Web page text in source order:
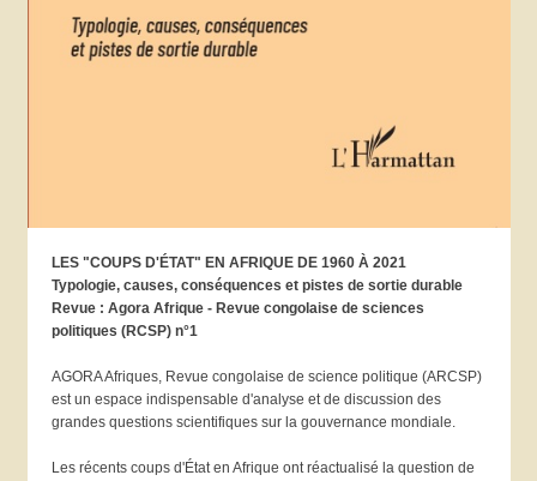
LES "COUPS D'ÉTAT" EN AFRIQUE DE 1960 À 2021
Typologie, causes, conséquences et pistes de sortie durable
Revue : Agora Afrique - Revue congolaise de sciences
politiques (RCSP) n°1
AGORA Afriques, Revue congolaise de science politique (ARCSP)
est un espace indispensable d'analyse et de discussion des
grandes questions scientifiques sur la gouvernance mondiale.
Les récents coups d'État en Afrique ont réactualisé la question de